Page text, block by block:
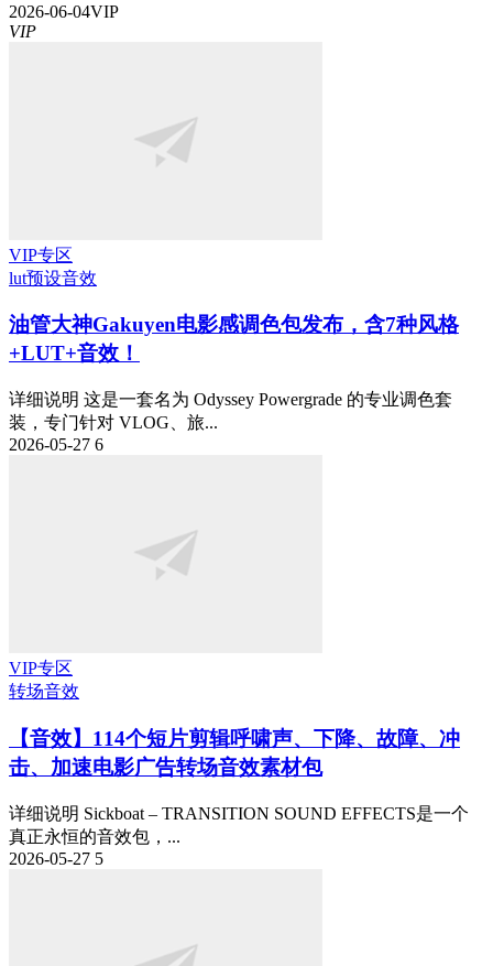
2026-06-04VIP
VIP
VIP专区
lut预设音效
油管大神Gakuyen电影感调色包发布，含7种风格
+LUT+音效！
详细说明 这是一套名为 Odyssey Powergrade 的专业调色套
装，专门针对 VLOG、旅...
2026-05-27 6
VIP专区
转场音效
【音效】114个短片剪辑呼啸声、下降、故障、冲
击、加速电影广告转场音效素材包
详细说明 Sickboat – TRANSITION SOUND EFFECTS是一个
真正永恒的音效包，...
2026-05-27 5